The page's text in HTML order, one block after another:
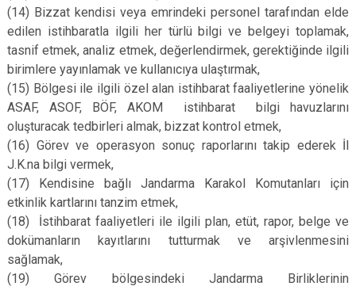
(14) Bizzat kendisi veya emrindeki personel tarafından elde
edilen istihbaratla ilgili her türlü bilgi ve belgeyi toplamak,
tasnif etmek, analiz etmek, değerlendirmek, gerektiğinde ilgili
birimlere yayınlamak ve kullanıcıya ulaştırmak,
(15) Bölgesi ile ilgili özel alan istihbarat faaliyetlerine yönelik
ASAF, ASOF, BÖF, AKOM istihbarat bilgi havuzlarını
oluşturacak tedbirleri almak, bizzat kontrol etmek,
(16) Görev ve operasyon sonuç raporlarını takip ederek İl
J.K.na bilgi vermek,
(17)
Kendisine bağlı Jandarma Karakol Komutanları için
etkinlik kartlarını tanzim etmek,
(18)
İstihbarat faaliyetleri ile ilgili plan, etüt, rapor, belge ve
dokümanların kayıtlarını tutturmak ve arşivlenmesini
sağlamak,
(19)
Görev bölgesindeki Jandarma Birliklerinin